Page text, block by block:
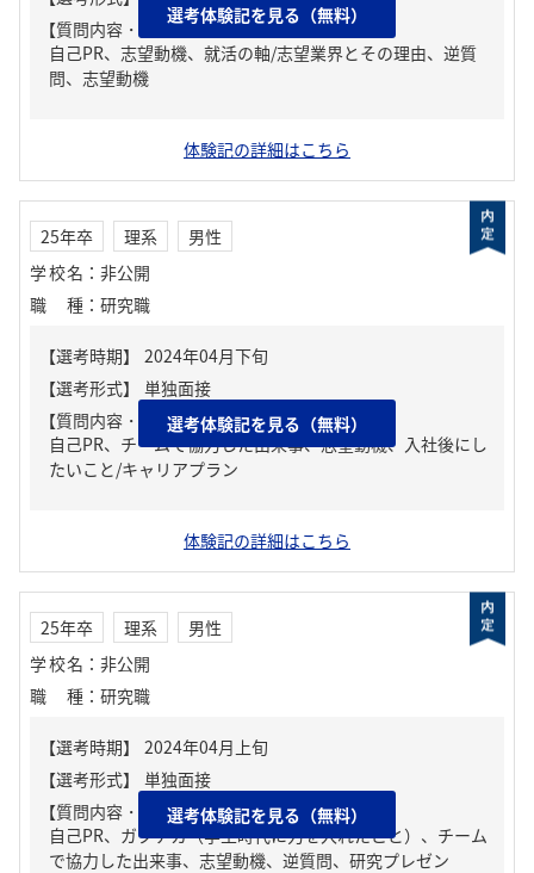
【質問内容・課題】
自己PR、志望動機、就活の軸/志望業界とその理由、逆質
問、志望動機
選考体験記を見る（無料）
体験記の詳細はこちら
25年卒 理系
男性
学校名 ： 非公開
職種 ： 研究職
【質問内容・課題】
自己PR、チームで協力した出来事、志望動機、入社後にし
たいこと/キャリアプラン
選考体験記を見る（無料）
体験記の詳細はこちら
25年卒 理系
男性
学校名 ： 非公開
職種 ： 研究職
【質問内容・課題】
自己PR、ガクチカ（学生時代に力を入れたこと）、チーム
で協力した出来事、志望動機、逆質問、研究プレゼン
選考体験記を見る（無料）